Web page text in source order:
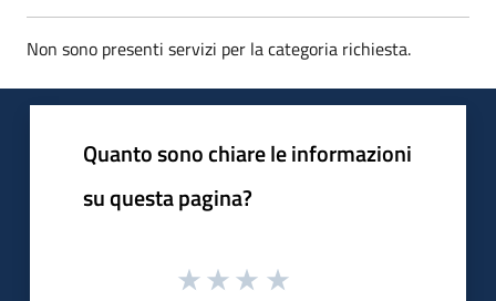
Non sono presenti servizi per la categoria richiesta.
Quanto sono chiare le informazioni
su questa pagina?